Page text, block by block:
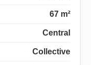
67 m²
Central
Collective